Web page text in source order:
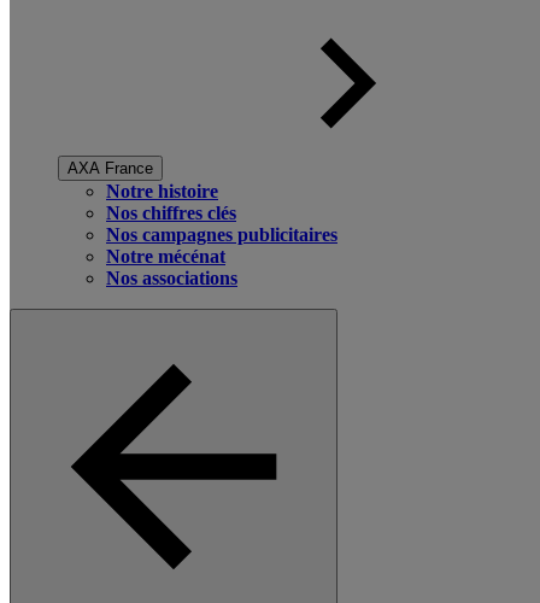
AXA France
Notre histoire
Nos chiffres clés
Nos campagnes publicitaires
Notre mécénat
Nos associations